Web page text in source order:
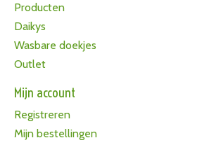
Producten
Daikys
Wasbare doekjes
Outlet
Mijn account
Registreren
Mijn bestellingen